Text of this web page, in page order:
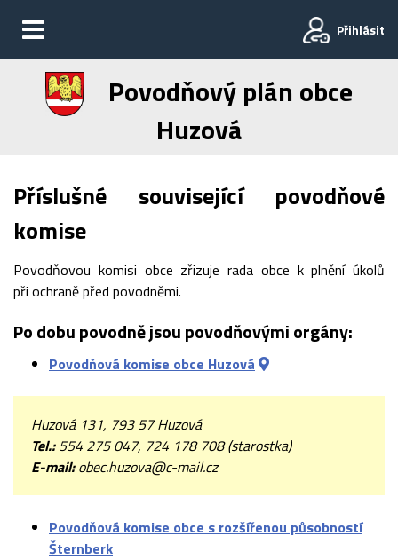
Přihlásit
Povodňový plán obce
Huzová
Příslušné související povodňové
komise
Povodňovou komisi obce zřizuje rada obce k plnění úkolů
při ochraně před povodněmi.
Po dobu povodně jsou povodňovými orgány:
Povodňová komise obce Huzová
Huzová 131, 793 57 Huzová
Tel.:554 275 047, 724 178 708 (starostka)
E-mail:obec.huzova@c-mail.cz
Povodňová komise obce s rozšířenou působností
Šternberk